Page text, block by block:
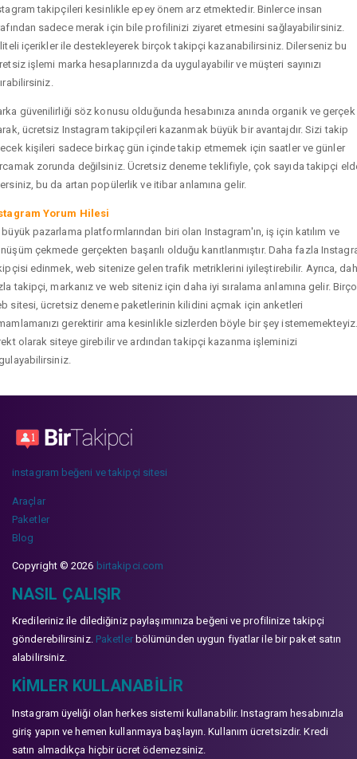
takipçileri kesinlikle epey önem arz etmektedir. Binlerce insan
sadece merak için bile profilinizi ziyaret etmesini sağlayabilirsiniz.
içerikler ile destekleyerek birçok takipçi kazanabilirsiniz. Dilerseniz bu
işlemi marka hesaplarınızda da uygulayabilir ve müşteri sayınızı
güvenilirliği söz konusu olduğunda hesabınıza anında organik ve gerçek
ücretsiz Instagram takipçileri kazanmak büyük bir avantajdır. Sizi takip
kişileri sadece birkaç gün içinde takip etmemek için saatler ve günler
zorunda değilsiniz. Ücretsiz deneme teklifiyle, çok sayıda takipçi
bu da artan popülerlik ve itibar anlamına gelir.
Yorum Hilesi
büyük pazarlama platformlarından biri olan Instagram'ın, iş için katılım ve
çekmede gerçekten başarılı olduğu kanıtlanmıştır. Daha fazla
edinmek, web sitenize gelen trafik metriklerini iyileştirebilir. Ayrıca,
takipçi, markanız ve web siteniz için daha iyi sıralama anlamına gelir.
sitesi, ücretsiz deneme paketlerinin kilidini açmak için anketleri
gerektirir ama kesinlikle sizlerden böyle bir şey istememekteyiz.
olarak siteye girebilir ve ardından takipçi kazanma işleminizi
instagram beğeni ve takipçi sitesi
Araçlar
Paketler
Blog
Copyright © 2026 birtakipci.com
NASIL ÇALIŞIR
Kredileriniz ile dilediğiniz paylaşımınıza beğeni ve profilinize takipçi
gönderebilirsiniz. Paketlerbölümünden uygun fiyatlar ile bir paket satın
alabilirsiniz.
KIMLER KULLANABILIR
Instagram üyeliği olan herkes sistemi kullanabilir. Instagram hesabınızla
giriş yapın ve hemen kullanmaya başlayın. Kullanım ücretsizdir. Kredi
satın almadıkça hiçbir ücret ödemezsiniz.